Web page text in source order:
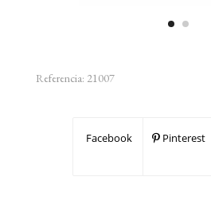
Referencia: 21007
Facebook Pinterest